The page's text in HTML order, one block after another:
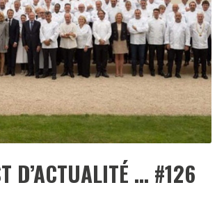
D’ACTUALITÉ … #126